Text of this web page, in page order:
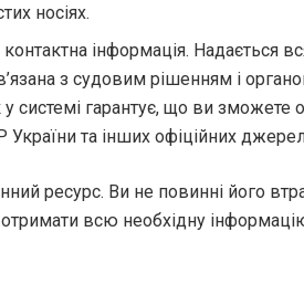
носіях.
інформація. Надається
з судовим рішенням і
системі гарантує, що ви зможете
та інших офіційних
ресурс. Ви не повинні його
всю необхідну